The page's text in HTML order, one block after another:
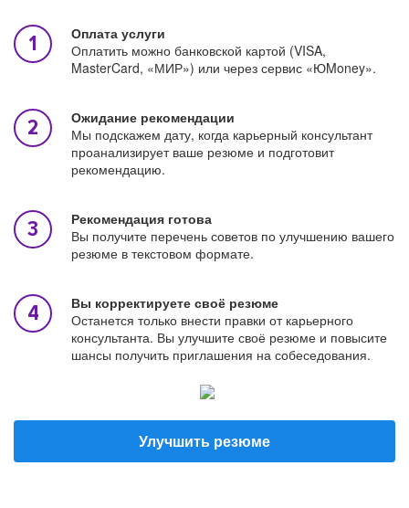
Оплата услуги
Оплатить можно банковской картой (VISA,
MasterCard, «МИР») или через сервис «ЮMoney».
Ожидание рекомендации
Мы подскажем дату, когда карьерный консультант
проанализирует ваше резюме и подготовит
рекомендацию.
Рекомендация готова
Вы получите перечень советов по улучшению вашего
резюме в текстовом формате.
Вы корректируете своё резюме
Останется только внести правки от карьерного
консультанта. Вы улучшите своё резюме и повысите
шансы получить приглашения на собеседования.
Улучшить резюме